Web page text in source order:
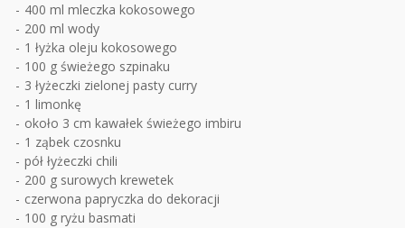
400 ml mleczka kokosowego
200 ml wody
1 łyżka oleju kokosowego
100 g świeżego szpinaku
3 łyżeczki zielonej pasty curry
1 limonkę
około 3 cm kawałek świeżego imbiru
1 ząbek czosnku
pół łyżeczki chili
200 g surowych krewetek
czerwona papryczka do dekoracji
100 g ryżu basmati